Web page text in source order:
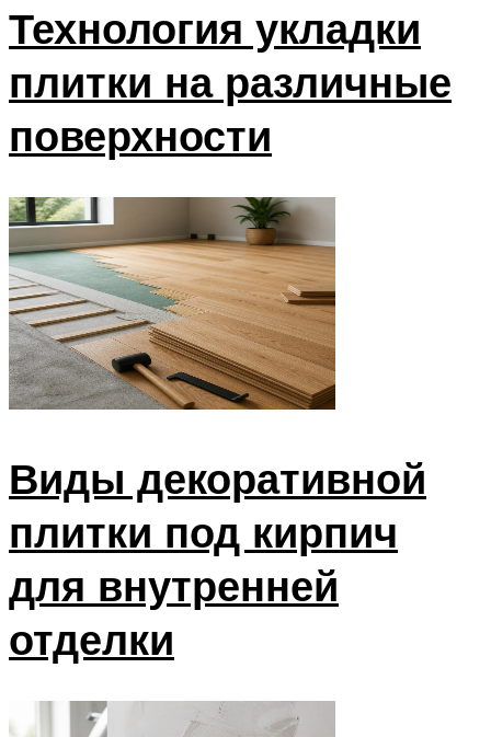
Технология укладки
плитки на различные
поверхности
Виды декоративной
плитки под кирпич
для внутренней
отделки